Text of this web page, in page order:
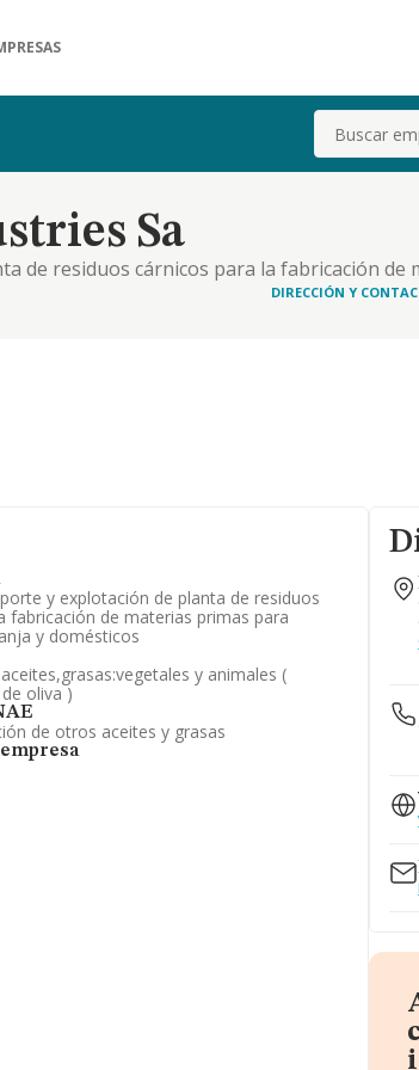
Buscar
Sa
de residuos cárnicos para la fabricación de
DIRECCIÓN Y
y explotación de planta de residuos
fabricación de materias primas para
y domésticos
y animales (
oliva )
de otros aceites y grasas